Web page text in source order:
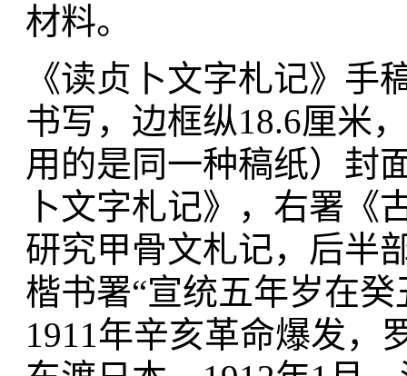
材料。
《读贞卜文字札记》手
书写，边框纵18.6厘米
用的是同一种稿纸）封
卜文字札记》，右署《
研究甲骨文札记，后半
楷书署“宣统五年岁在
1911年辛亥革命爆发，